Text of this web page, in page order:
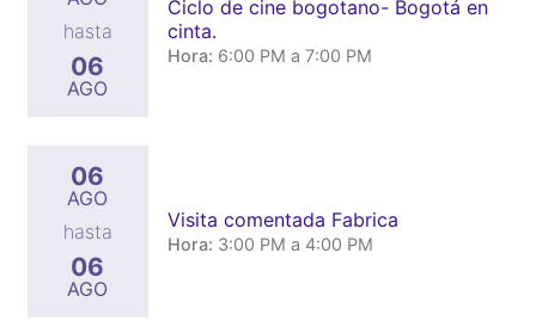
hasta
06
AGO
Ciclo de cine bogotano- Bogotá en
cinta.
Hora: 6:00 PM a 7:00 PM
06
AGO
hasta
06
AGO
Visita comentada Fabrica
Hora: 3:00 PM a 4:00 PM